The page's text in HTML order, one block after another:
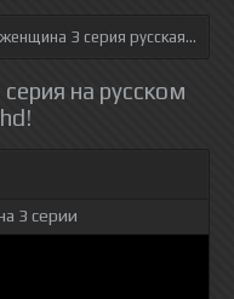
3 серия русская озвучка полностью смотреть онлайн!
на русском
3 серии